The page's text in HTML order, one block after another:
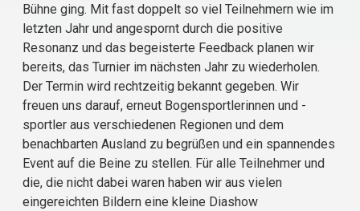
Bühne ging. Mit fast doppelt so viel Teilnehmern wie im
letzten Jahr und angespornt durch die positive
Resonanz und das begeisterte Feedback planen wir
bereits, das Turnier im nächsten Jahr zu wiederholen.
Der Termin wird rechtzeitig bekannt gegeben. Wir
freuen uns darauf, erneut Bogensportlerinnen und -
sportler aus verschiedenen Regionen und dem
benachbarten Ausland zu begrüßen und ein spannendes
Event auf die Beine zu stellen. Für alle Teilnehmer und
die, die nicht dabei waren haben wir aus vielen
eingereichten Bildern eine kleine Diashow